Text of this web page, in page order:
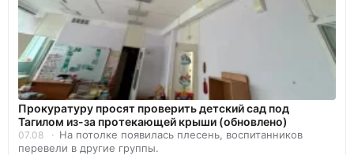
Прокуратуру просят проверить детский сад под
Тагилом из-за протекающей крыши (обновлено)
07.08
На потолке появилась плесень, воспитанников
перевели в другие группы.